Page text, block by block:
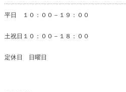
平日 １０：００－１９：００
土祝日１０：００－１８：００
定休日 日曜日